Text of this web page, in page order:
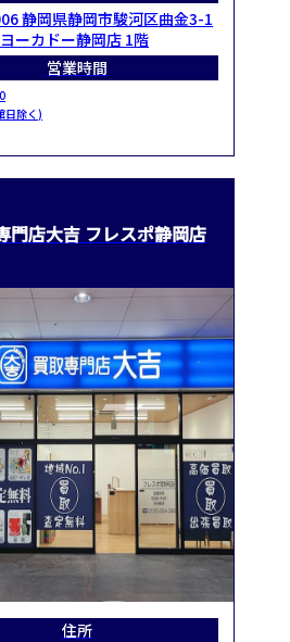
静岡県静岡市駿河区曲金3-1
ーカドー静岡店 1階
営業時間
日除く)
門店大吉 フレスポ静岡店
住所